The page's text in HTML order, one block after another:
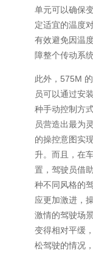
单元可以确保
定适宜的温度
有效避免因温
障整个传动系
此外，575M
员可以通过安
种手动控制方
员营造出最为
的操控意图实
升。而且，在
置，驾驶员借
种不同风格的
应更加激进，
激情的驾驶场
变得相对平缓
松驾驶的情况